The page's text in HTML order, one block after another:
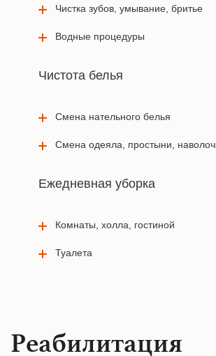
Чистка зубов, умывание, бритье
Водные процедуры
Чистота белья
Смена нательного белья
Смена одеяла, простыни,
Ежедневная уборка
Комнаты, холла, гостиной
Туалета
Реабилитация